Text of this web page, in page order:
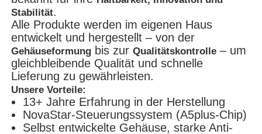
Stabilität.
Alle Produkte werden im eigenen Haus
entwickelt und hergestellt – von der
Gehäuseformung bis zurQualitätskontrolle – um
gleichbleibende Qualität und schnelle
Lieferung zu gewährleisten.
Unsere Vorteile:
13+ Jahre Erfahrung in der Herstellung
NovaStar-Steuerungssystem (A5plus-Chip)
Selbst entwickelte Gehäuse, starke Anti-